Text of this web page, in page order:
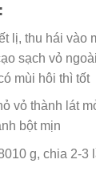
lị, thu hái vào
sạch vỏ
mùi hôi thì tốt
vỏ thành lát
bột mịn
g, chia 2-3